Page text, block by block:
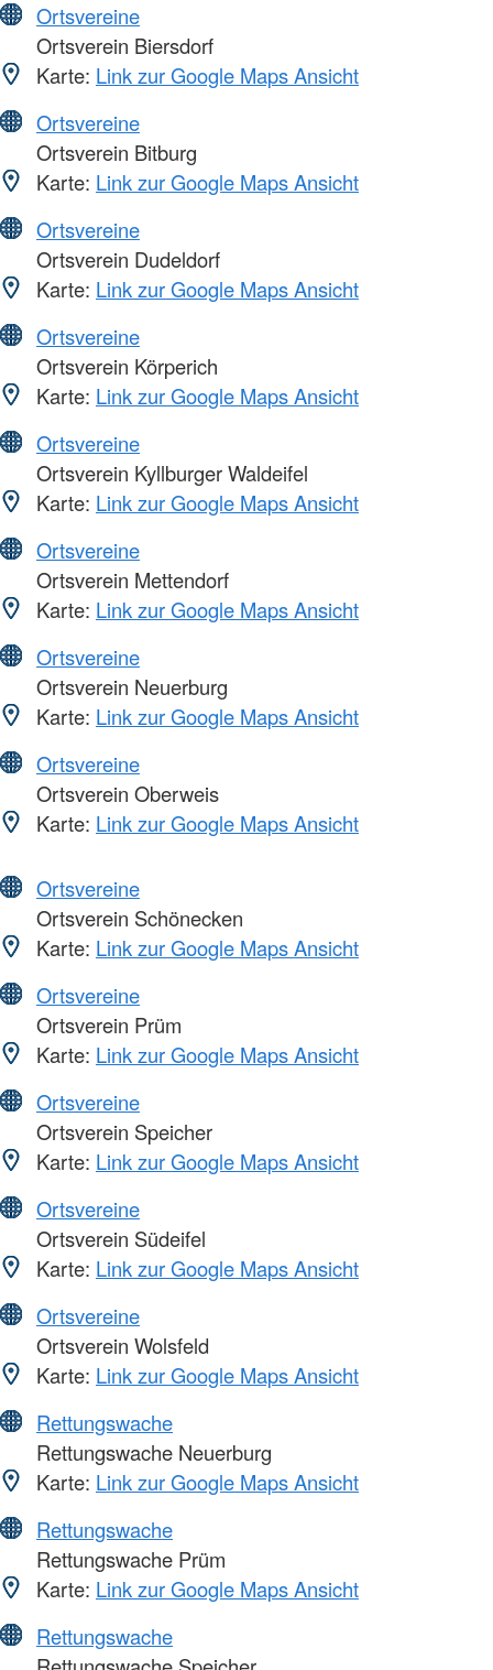
Ortsvereine
Ortsverein Biersdorf
Karte: Link zur Google Maps Ansicht
Ortsvereine
Ortsverein Bitburg
Karte: Link zur Google Maps Ansicht
Ortsvereine
Ortsverein Dudeldorf
Karte: Link zur Google Maps Ansicht
Ortsvereine
Ortsverein Körperich
Karte: Link zur Google Maps Ansicht
Ortsvereine
Ortsverein Kyllburger Waldeifel
Karte: Link zur Google Maps Ansicht
Ortsvereine
Ortsverein Mettendorf
Karte: Link zur Google Maps Ansicht
Ortsvereine
Ortsverein Neuerburg
Karte: Link zur Google Maps Ansicht
Ortsvereine
Ortsverein Oberweis
Karte: Link zur Google Maps Ansicht
Ortsvereine
Ortsverein Schönecken
Karte: Link zur Google Maps Ansicht
Ortsvereine
Ortsverein Prüm
Karte: Link zur Google Maps Ansicht
Ortsvereine
Ortsverein Speicher
Karte: Link zur Google Maps Ansicht
Ortsvereine
Ortsverein Südeifel
Karte: Link zur Google Maps Ansicht
Ortsvereine
Ortsverein Wolsfeld
Karte: Link zur Google Maps Ansicht
Rettungswache
Rettungswache Neuerburg
Karte: Link zur Google Maps Ansicht
Rettungswache
Rettungswache Prüm
Karte: Link zur Google Maps Ansicht
Rettungswache